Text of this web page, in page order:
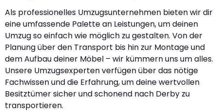
Als professionelles Umzugsunternehmen bieten wir dir
eine umfassende Palette an Leistungen, um deinen
Umzug so einfach wie möglich zu gestalten. Von der
Planung über den Transport bis hin zur Montage und
dem Aufbau deiner Möbel – wir kümmern uns um alles.
Unsere Umzugsexperten verfügen über das nötige
Fachwissen und die Erfahrung, um deine wertvollen
Besitztümer sicher und schonend nach Derby zu
transportieren.